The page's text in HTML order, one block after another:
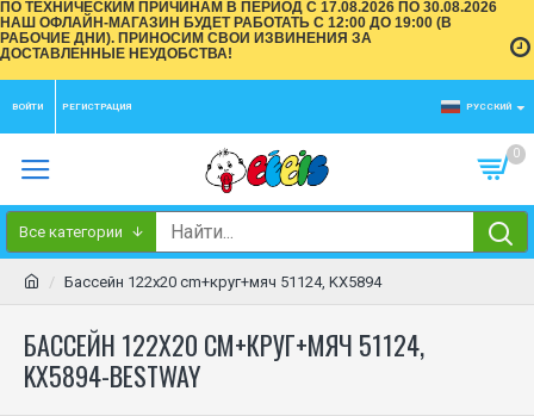
ПО ТЕХНИЧЕСКИМ ПРИЧИНАМ В ПЕРИОД С 17.08.2026 ПО 30.08.2026
НАШ ОФЛАЙН-МАГАЗИН БУДЕТ РАБОТАТЬ С 12:00 ДО 19:00 (В
РАБОЧИЕ ДНИ). ПРИНОСИМ СВОИ ИЗВИНЕНИЯ ЗА
ДОСТАВЛЕННЫЕ НЕУДОБСТВА!
ВОЙТИ РЕГИСТРАЦИЯ РУССКИЙ
0
Все категории
Бассейн 122x20 cm+круг+мяч 51124, KX5894
БАССЕЙН 122X20 CM+КРУГ+МЯЧ 51124,
KX5894-BESTWAY